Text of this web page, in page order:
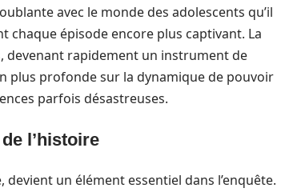
avec le monde des adolescents qu’il
chaque épisode encore plus captivant. La
devenant rapidement un instrument de
plus profonde sur la dynamique de pouvoir
parfois désastreuses.
l’histoire
un élément essentiel dans l’enquête.